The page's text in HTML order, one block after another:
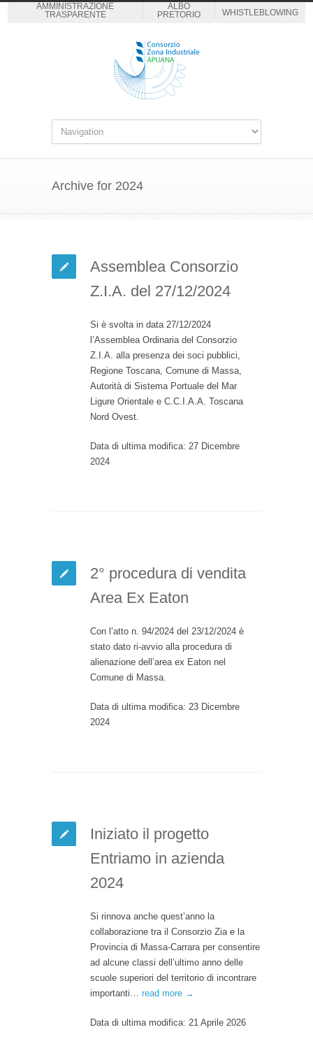
AMMINISTRAZIONE
TRASPARENTE
ALBO
PRETORIO
WHISTLEBLOWING
Archive for 2024
Assemblea Consorzio
Z.I.A. del 27/12/2024
Si è svolta in data 27/12/2024
l’Assemblea Ordinaria del Consorzio
Z.I.A. alla presenza dei soci pubblici,
Regione Toscana, Comune di Massa,
Autorità di Sistema Portuale del Mar
Ligure Orientale e C.C.I.A.A. Toscana
Nord Ovest.
Data di ultima modifica: 27 Dicembre
2024
2° procedura di vendita
Area Ex Eaton
Con l’atto n. 94/2024 del 23/12/2024 è
stato dato ri-avvio alla procedura di
alienazione dell’area ex Eaton nel
Comune di Massa.
Data di ultima modifica: 23 Dicembre
2024
Iniziato il progetto
Entriamo in azienda
2024
Si rinnova anche quest’anno la
collaborazione tra il Consorzio Zia e la
Provincia di Massa-Carrara per consentire
ad alcune classi dell’ultimo anno delle
scuole superiori del territorio di incontrare
importanti… read more →
Data di ultima modifica: 21 Aprile 2026